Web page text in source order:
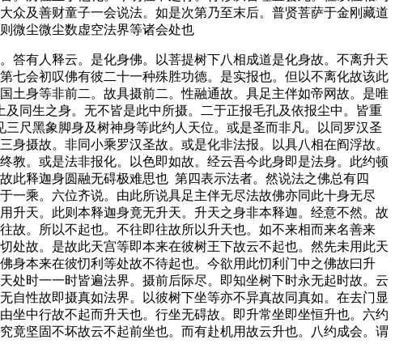
众及善财童子一会说法。如是次第乃至末后。普贤菩萨于金刚藏道
微尘微尘数虚空法界等诸会处也
有人释云。是化身佛。以菩提树下八相成道是化身故。不离升天
七会初叹佛有彼二十一种殊胜功德。是实报也。但以不离化故该此
土身等非前二。故具摄前二。性融通故。具足主伴如帝网故。是唯
同生之身。无不皆是此中所摄。二于正报毛孔及依报尘中。皆重
尺黑象脚身及树神身等此约人天位。或是圣而非凡。以同罗汉圣
摄故。非同小乘罗汉圣故。或是化非法报。以具八相在阎浮故。
教。或是法非报化。以色即如故。经云吾今此身即是法身。此约顿
此释迦身圆融无碍极难思也 第四表示法者。然说法之佛总有四
一乘。六位齐说。由此所说具足主伴无尽法故佛亦同此十身无尽
升天。此则本释迦身竟无升天。升天之身非本释迦。经意不然。故
故。所以不起也。不往即往故所以升天也。如不来相而来名善来
处故。是故此天宫等即本来在彼树王下故云不起也。然先未用此天
身本来在彼忉利等处故不待起也。今欲用此忉利门中之佛故曰升
处时一一时皆遍法界。摄前后际尽。即知坐树下时永无起时故。云
自性故即摄真如法界。以彼树下坐等亦不异真故同真如。在去门显
坐中行故不起而升天也。行坐无碍故。即升常坐即坐恒升也。六约
竟坚固不坏故云不起前坐也。而有赴机用故云升也。八约成会。谓